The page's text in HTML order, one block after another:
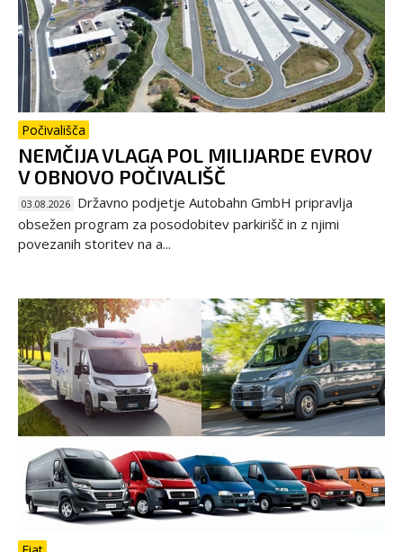
Počivališča
NEMČIJA VLAGA POL MILIJARDE EVROV
V OBNOVO POČIVALIŠČ
03.08.2026 Državno podjetje Autobahn GmbH pripravlja
obsežen program za posodobitev parkirišč in z njimi
povezanih storitev na a...